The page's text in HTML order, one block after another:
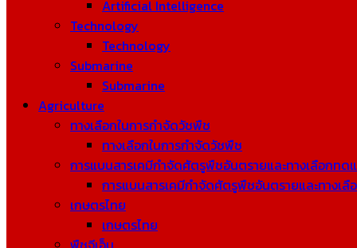
Artificial Intelligence
Technology
Technology
Submarine
Submarine
Agriculture
ทางเลือกในการกำจัดวัชพืช
ทางเลือกในการกำจัดวัชพืช
การแบนสารเคมีกำจัดศัตรูพืชอันตรายและทางเลือกทด
การแบนสารเคมีกำจัดศัตรูพืชอันตรายและทางเ
เกษตรไทย
เกษตรไทย